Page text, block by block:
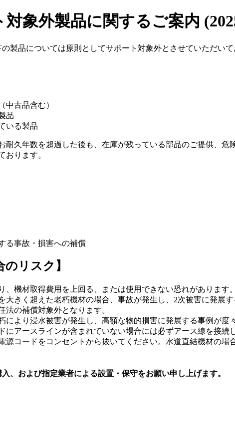
対象外製品に関するご案内
製品については原則としてサポート対象外とさせていただい
中古品含む）
品
いる製品
久年数を超過した後も、在庫が残っている部品のご提供、
おります。
る事故・損害への補償
リスク】
機材取得費用を上回る、または使用できない恐れがあります。
きく超えた老朽機材の場合、事故が発生し、2次被害に発展
の補償対象外となります。
より浸水被害が発生し、高額な物的損害に発展する事例が度
アースラインが含まれていない場合には必ずアース線を接
源コードをコンセントから抜いてください。水道直結機材の
、および指定業者による設置・保守をお願い申し上げます。